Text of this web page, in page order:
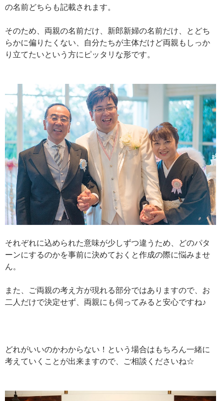
の名前どちらも記載されます。
そのため、両親の名前だけ、新郎新婦の名前だけ、とどち
らかに偏りたくない、自分たちが主体だけど両親もしっか
り立てたいという方にピッタリな形です。
それぞれに込められた意味が少しずつ違うため、どのパタ
ーンにするのかを事前に決めておくと作成の際に悩みませ
ん。
また、ご両親の考え方が現れる部分ではありますので、お
二人だけで決定せず、両親にも伺ってみると安心ですね♪
どれがいいのかわからない！という場合はもちろん一緒に
考えていくことが出来ますので、ご相談くださいね☆